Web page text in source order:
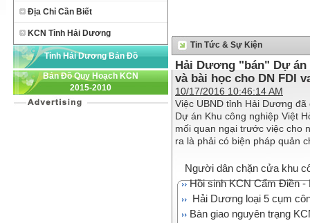
Địa Chỉ Cần Biết
KCN Tỉnh Hải Dương
Tỉnh Hải Dương Bản Đồ
Bản Đồ Quy Hoạch KCN
2015-2010
Tin Tức & Sự Kiện
Hải Dương "bán" Dự
và bài học cho DN FDI
10/17/2016 10:46:14 AM
Việc UBND tỉnh Hải Dương
Dự án Khu công nghiệp Việt
mối quan ngại trước việc cho
ra là phải có biện pháp quản
Người dân chặn cửa khu
Hồi sinh KCN Cẩm Điền
Hải Dương loại 5 cụm
Bàn giao nguyên trạng